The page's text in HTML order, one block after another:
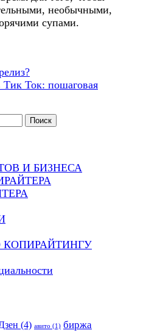
необычными,
супами.
Тик Ток: пошаговая
И БИЗНЕСА
(4) авито (1) биржа